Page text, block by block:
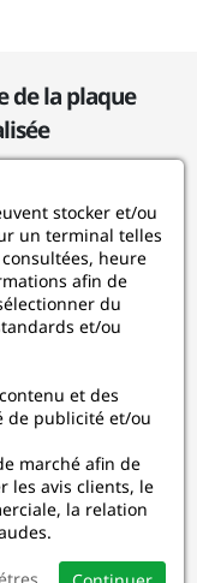
de la plaque
stocker et/ou
un terminal telles
heure
afin de
du
et/ou
et des
de publicité et/ou
marché afin de
les avis clients, le
la relation